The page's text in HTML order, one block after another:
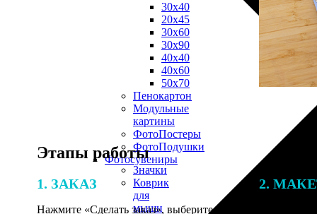
30х40
20х45
30х60
30х90
40х40
40х60
50х70
Пенокартон
Модульные
картины
ФотоПостеры
ФотоПодушки
Фотоcувениры
Значки
Коврик
для
мыши
Этапы работы
1. ЗАКАЗ
Нажмите «Сделать заказ», выберите тип
2.